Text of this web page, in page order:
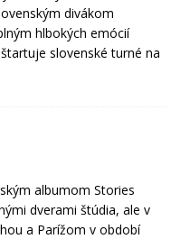
divákom
hlbokých emócií
slovenské turné na
albumom Stories
dverami štúdia, ale v
a Parížom v období